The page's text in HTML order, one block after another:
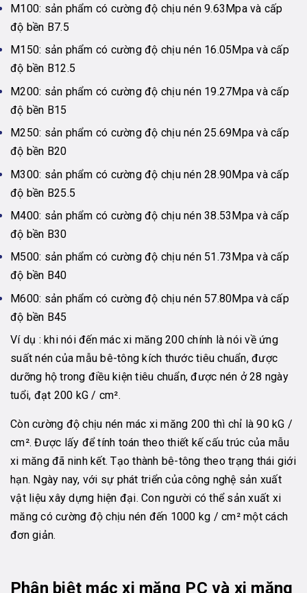
M100: sản phẩm có cường độ chịu nén 9.63Mpa và cấp
độ bền B7.5
M150: sản phẩm có cường độ chịu nén 16.05Mpa và cấp
độ bền B12.5
M200: sản phẩm có cường độ chịu nén 19.27Mpa và cấp
độ bền B15
M250: sản phẩm có cường độ chịu nén 25.69Mpa và cấp
độ bền B20
M300: sản phẩm có cường độ chịu nén 28.90Mpa và cấp
độ bền B25.5
M400: sản phẩm có cường độ chịu nén 38.53Mpa và cấp
độ bền B30
M500: sản phẩm có cường độ chịu nén 51.73Mpa và cấp
độ bền B40
M600: sản phẩm có cường độ chịu nén 57.80Mpa và cấp
độ bền B45
Ví dụ : khi nói đến mác xi măng 200 chính là nói về ứng
suất nén của mẫu bê-tông kích thước tiêu chuẩn, được
dưỡng hộ trong điều kiện tiêu chuẩn, được nén ở 28 ngày
tuổi, đạt 200 kG / cm².
Còn cường độ chịu nén mác xi măng 200 thì chỉ là 90 kG /
cm². Được lấy để tính toán theo thiết kế cấu trúc của mẫu
xi măng đã ninh kết. Tạo thành bê-tông theo trạng thái giới
hạn. Ngày nay, với sự phát triển của công nghệ sản xuất
vật liệu xây dựng hiện đại. Con người có thể sản xuất xi
măng có cường độ chịu nén đến 1000 kg / cm² một cách
đơn giản.
Phân biệt mác xi măng PC và xi măng